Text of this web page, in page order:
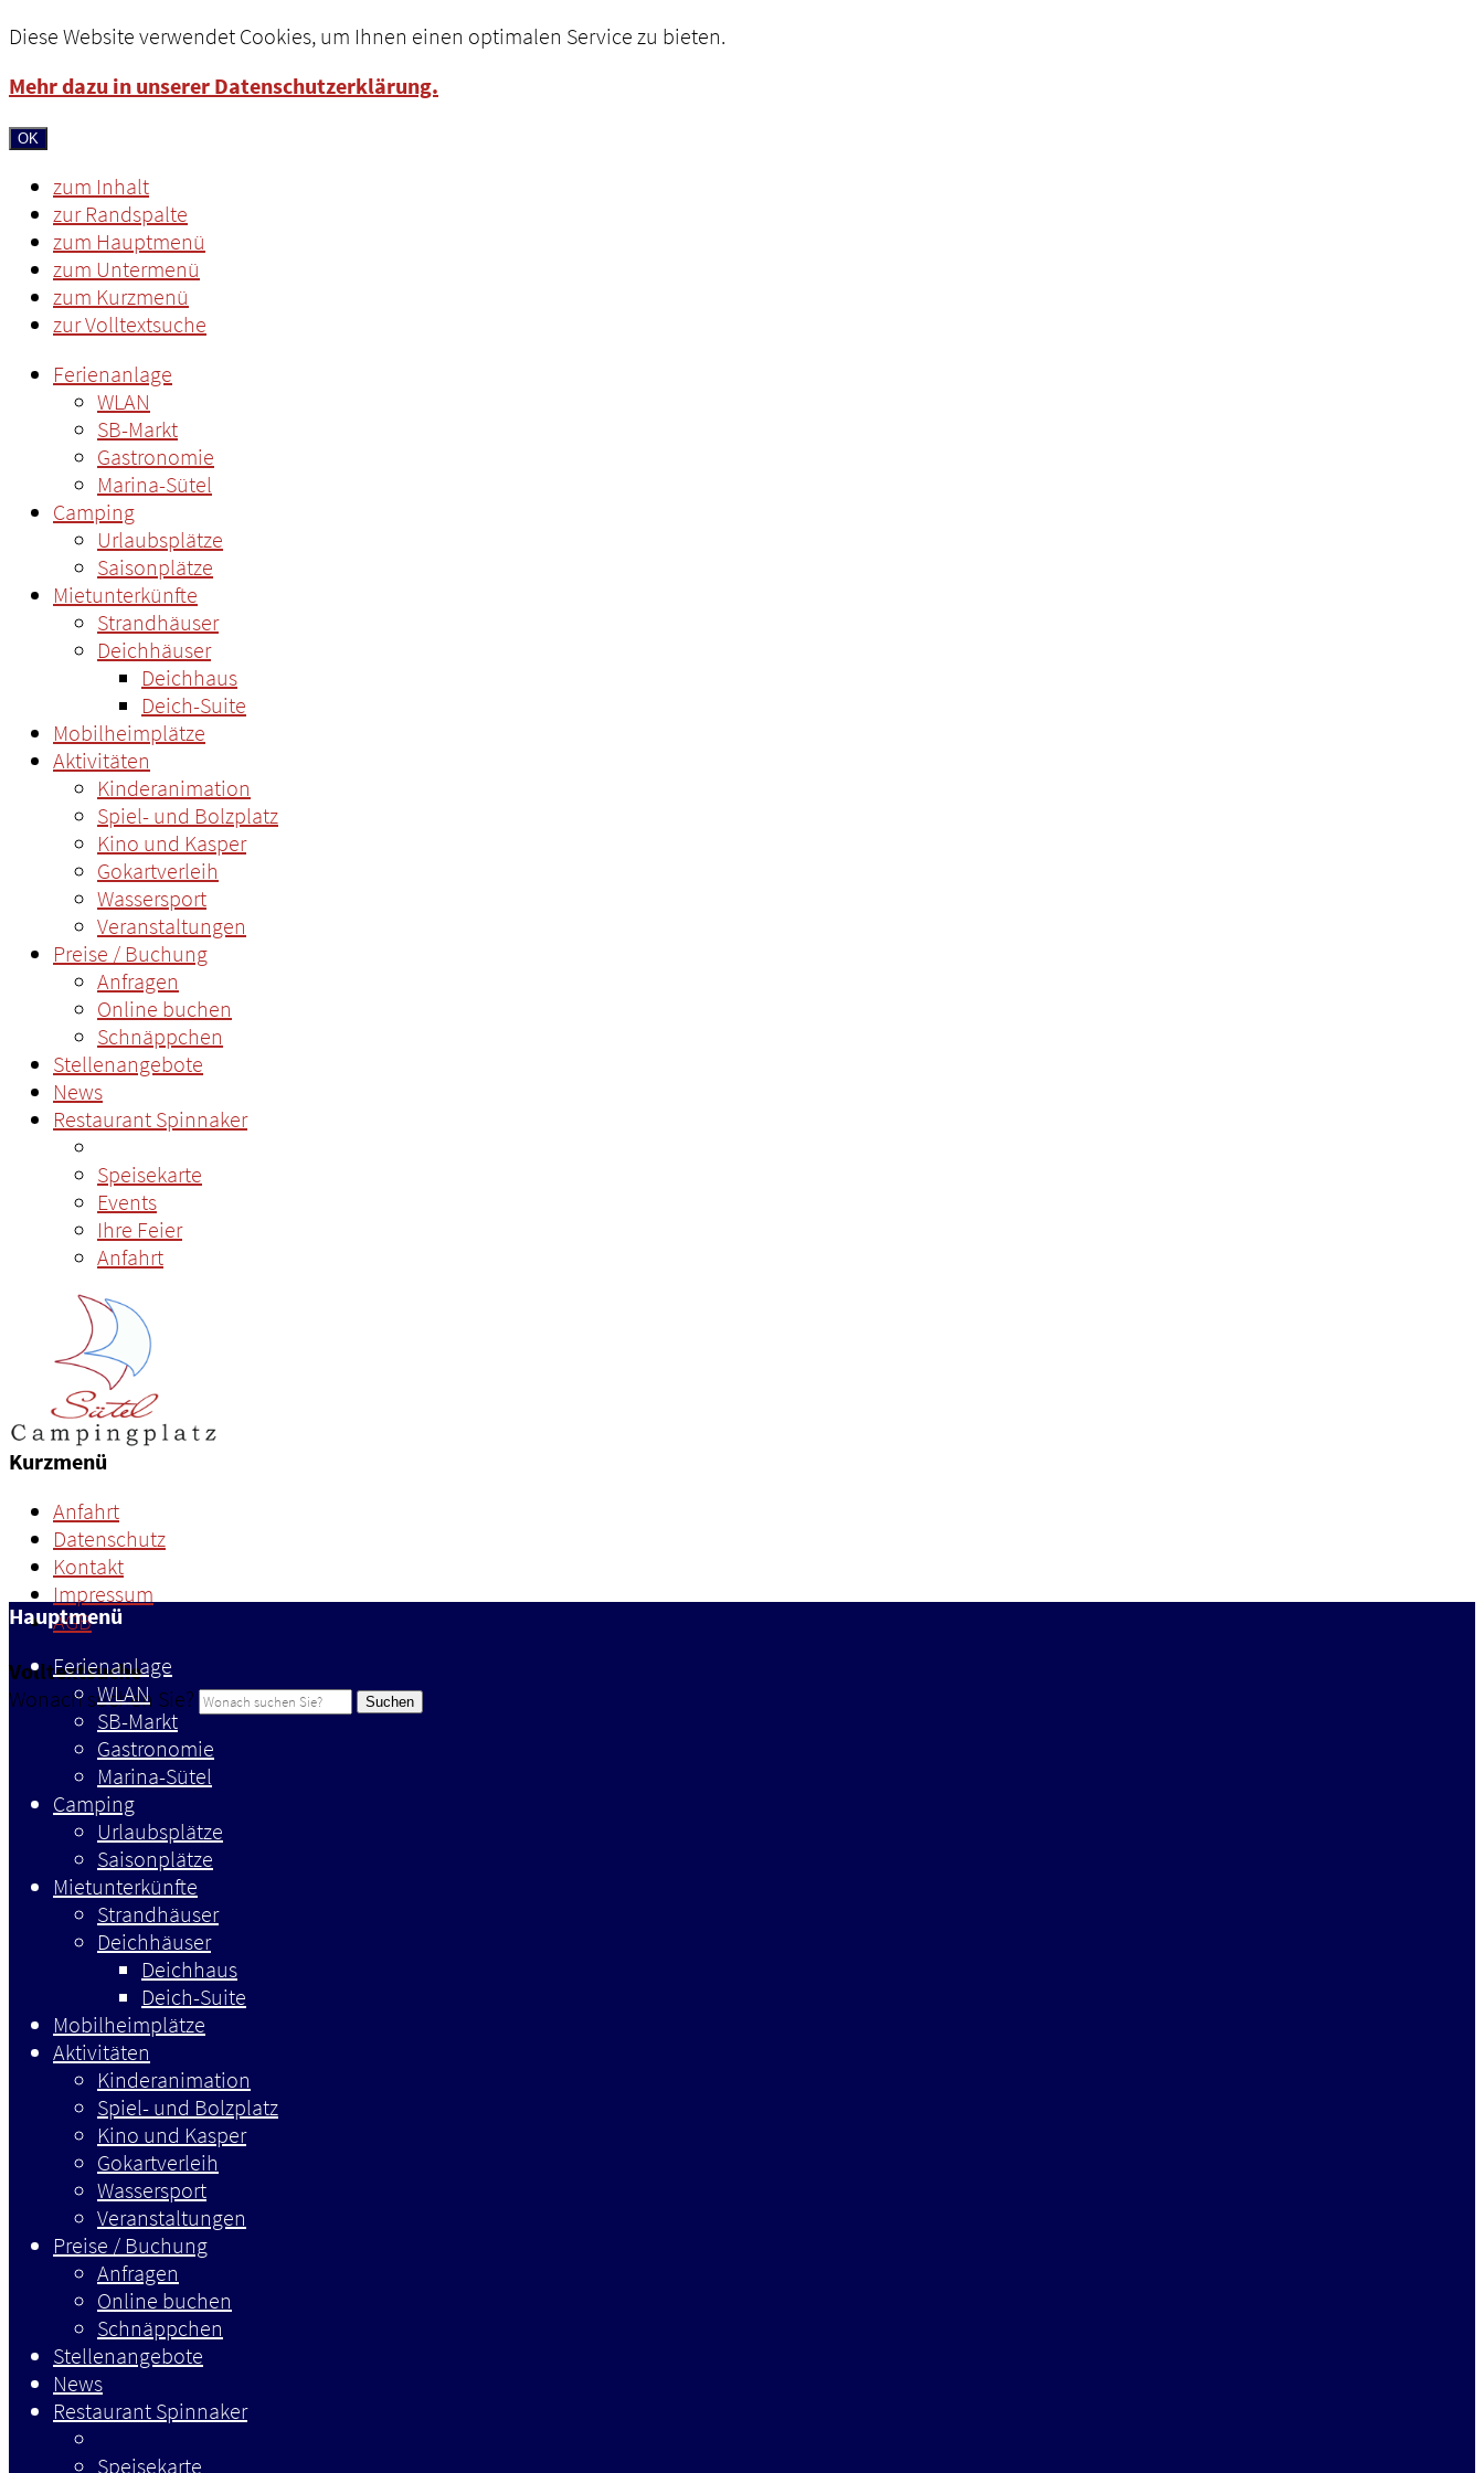
Diese Website verwendet Cookies, um Ihnen einen optimalen Service zu bieten.
Mehr dazu in unserer Datenschutzerklärung.
OK
zum Inhalt
zur Randspalte
zum Hauptmenü
zum Untermenü
zum Kurzmenü
zur Volltextsuche
Ferienanlage
WLAN
SB-Markt
Gastronomie
Marina-Sütel
Camping
Urlaubsplätze
Saisonplätze
Mietunterkünfte
Strandhäuser
Deichhäuser
Deichhaus
Deich-Suite
Mobilheimplätze
Aktivitäten
Kinderanimation
Spiel- und Bolzplatz
Kino und Kasper
Gokartverleih
Wassersport
Veranstaltungen
Preise / Buchung
Anfragen
Online buchen
Schnäppchen
Stellenangebote
News
Restaurant Spinnaker
Speisekarte
Events
Ihre Feier
Anfahrt
Kurzmenü
Anfahrt
Datenschutz
Kontakt
Impressum
AGB
Volltextsuche
Wonach suchen Sie?
Suchen
Hauptmenü
Ferienanlage
WLAN
SB-Markt
Gastronomie
Marina-Sütel
Camping
Urlaubsplätze
Saisonplätze
Mietunterkünfte
Strandhäuser
Deichhäuser
Deichhaus
Deich-Suite
Mobilheimplätze
Aktivitäten
Kinderanimation
Spiel- und Bolzplatz
Kino und Kasper
Gokartverleih
Wassersport
Veranstaltungen
Preise / Buchung
Anfragen
Online buchen
Schnäppchen
Stellenangebote
News
Restaurant Spinnaker
Speisekarte